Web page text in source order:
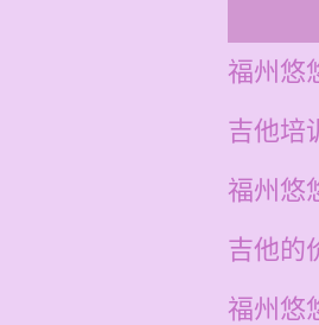
福州悠
吉他培
福州悠
吉他的
福州悠